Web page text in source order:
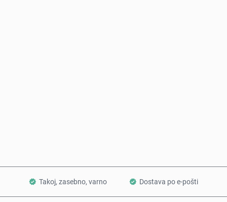
Takoj, zasebno, varno Dostava po e-pošti